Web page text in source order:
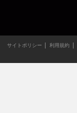
サイトポリシー 利用規約